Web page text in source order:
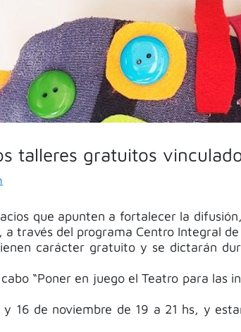
talleres gratuitos
que apunten a fortalecer la
a través del programa Centro Integral
carácter gratuito y se dictarán
“Poner en juego el Teatro para las
16 de noviembre de 19 a 21 hs, y